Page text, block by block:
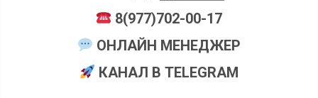
8(977)702-00-17
ОНЛАЙН МЕНЕДЖЕР
КАНАЛ В TELEGRAM